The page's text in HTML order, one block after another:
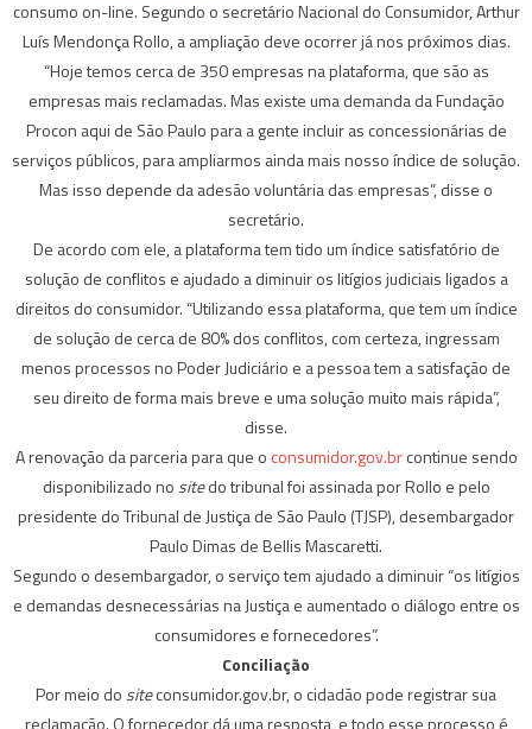
consumo on-line. Segundo o secretário Nacional do Consumidor, Arthur
Luís Mendonça Rollo, a ampliação deve ocorrer já nos próximos dias.
“Hoje temos cerca de 350 empresas na plataforma, que são as
empresas mais reclamadas. Mas existe uma demanda da Fundação
Procon aqui de São Paulo para a gente incluir as concessionárias de
serviços públicos, para ampliarmos ainda mais nosso índice de solução.
Mas isso depende da adesão voluntária das empresas”, disse o
secretário.
De acordo com ele, a plataforma tem tido um índice satisfatório de
solução de conflitos e ajudado a diminuir os litígios judiciais ligados a
direitos do consumidor. “Utilizando essa plataforma, que tem um índice
de solução de cerca de 80% dos conflitos, com certeza, ingressam
menos processos no Poder Judiciário e a pessoa tem a satisfação de
seu direito de forma mais breve e uma solução muito mais rápida”,
disse.
A renovação da parceria para que o consumidor.gov.brcontinue sendo
disponibilizado no sitedo tribunal foi assinada por Rollo e pelo
presidente do Tribunal de Justiça de São Paulo (TJSP), desembargador
Paulo Dimas de Bellis Mascaretti.
Segundo o desembargador, o serviço tem ajudado a diminuir “os litígios
e demandas desnecessárias na Justiça e aumentado o diálogo entre os
consumidores e fornecedores”.
Conciliação
Por meio do siteconsumidor.gov.br, o cidadão pode registrar sua
reclamação. O fornecedor dá uma resposta, e todo esse processo é